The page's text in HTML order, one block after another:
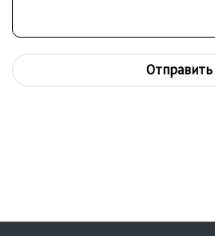
иллюстрируя книги советских
Валентин Павлович отдавалОтправить